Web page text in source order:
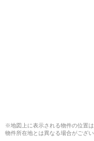
※地図上に表示される物件の位置
物件所在地とは異なる場合がござい